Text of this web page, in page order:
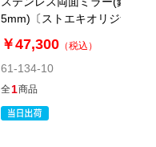
5mm)〔ストエキオリジナ
ル〕
￥47,300 （税込）
61-134-10
全1商品